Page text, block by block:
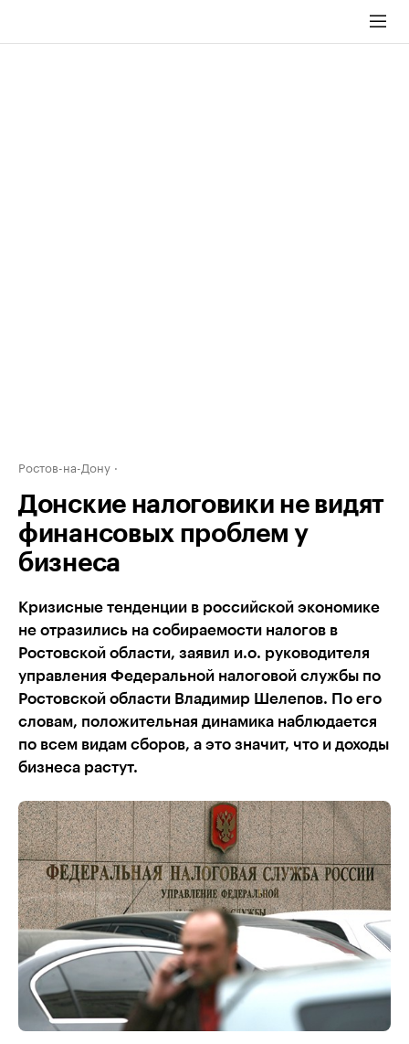
Ростов-на-Дону
Донские налоговики не видят
финансовых проблем у
бизнеса
Кризисные тенденции в российской экономике
не отразились на собираемости налогов в
Ростовской области, заявил и.о. руководителя
управления Федеральной налоговой службы по
Ростовской области Владимир Шелепов. По его
словам, положительная динамика наблюдается
по всем видам сборов, а это значит, что и доходы
бизнеса растут.